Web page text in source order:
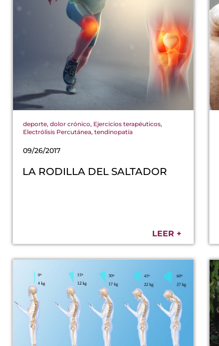
deporte, dolor crónico, Ejercicios terapéuticos,
Electrólisis Percutánea, tendinopatía
09/26/2017
LA RODILLA DEL SALTADOR
LEER +